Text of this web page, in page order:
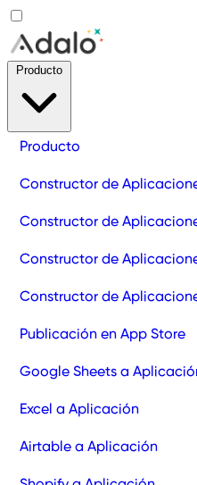
Producto
Constructor de
Constructor de
Constructor de
Constructor de
Publicación en App Store
Google Sheets a
Excel a Aplicación
Airtable a Aplicación